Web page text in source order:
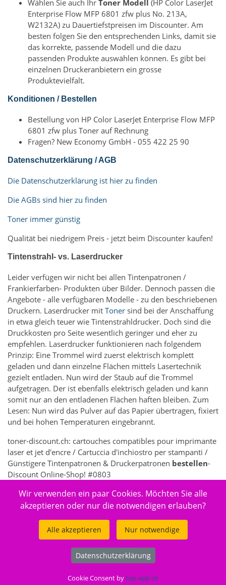
Wählen Sie auch Ihr Toner Modell (HP Color LaserJet
Enterprise Flow MFP 6801 zfw plus No. 213A,
W2132A) zu Dauertiefstpreisen im Discounter. Am
besten folgen Sie den entsprechenden Links, damit sie
das korrekte, passende Modell und die dazu
passenden Produkte auswählen können. Es gibt bei
einzelnen Druckeranbietern ein grosse
Produktevielfalt.
Konditionen / Bestellen
Bestellung von HP Color LaserJet Enterprise Flow MFP
6801 zfw plus Toner auf Rechnung
Fragen? New Economy GmbH - 055 422 25 90
Datenschutzerklärung / AGB
Die Datenschutzerklärung ist hier zu finden
Die AGBs sind hier zu finden
Toner immer günstig
Qualität bei niedrigem Preis - jetzt beim Discounter kaufen!
Tintenstrahl- vs. Laserdrucker
Leider verfügen wir nicht bei allen Tintenpatronen /
Frankierfarben- Produkten über Bilder. Dennoch passen die
Angebote - alle verfügbaren Modelle - zu den beschriebenen
Druckern. Laserdrucker mit Toner sind bei der Anschaffung
in etwa gleich teuer wie Tintenstrahldrucker. Doch sind die
Druckkosten pro Seite wesentlich geringer und eher zu
empfehlen. Laserdrucker funktionieren nach folgendem
Prinzip: Eine Trommel wird zuerst elektrisch komplett
geladen und dann einzelne Flächen mittels Lasertechnik
gezielt entladen. Nun wird der Staub auf die Trommel
aufgetragen. Der ist ebenfalls elektrisch geladen und kann
somit nur an den entladenen Flächen haften bleiben. Zum
Lesen: Nun wird das Pulver auf das Papier übertragen, fixiert
und bei hohen Temperaturen eingebrannt.
toner-discount.ch: cartouches compatibles pour imprimante
laser et jet d'encre / Cartuccia d'inchiostro per stampanti /
Günstigere Tintenpatronen & Druckerpatronen bestellen-
Discount Online-Shop! #0803
5261 - Elektronik > Drucken, Kopieren, Scannen & Faxen >
Zubehör Drucker, Kopierer & Faxgeräte > Drucker-
© 2026toner-discount.ch
Wir verwenden ein paar Cookies. Möchten Sie alle
akzeptieren oder nur die notwendigen erlauben?
Alle akzeptieren Nur notwendige
Datenschutzerklärung
Cookie Consent bytop-app.ch